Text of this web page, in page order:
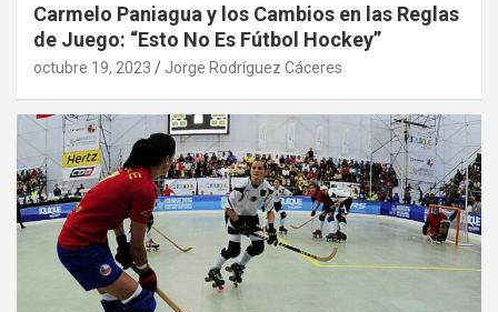
Carmelo Paniagua y los Cambios en las Reglas
de Juego: “Esto No Es Fútbol Hockey”
octubre 19, 2023 Jorge Rodríguez Cáceres